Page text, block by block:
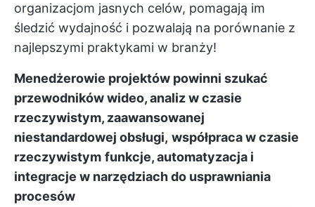
organizacjom jasnych celów, pomagają im
śledzić wydajność i pozwalają na porównanie z
najlepszymi praktykami w branży!
Menedżerowie projektów powinni szukać
przewodników wideo, analiz w czasie
rzeczywistym, zaawansowanej
niestandardowej obsługi, współpraca w czasie
rzeczywistym funkcje, automatyzacja i
integracje w narzędziach do usprawniania
procesów